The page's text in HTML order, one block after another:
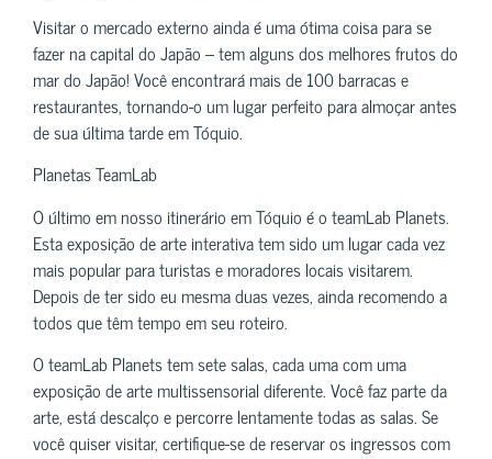
Visitar o mercado externo ainda é uma ótima coisa para se
fazer na capital do Japão – tem alguns dos melhores frutos do
mar do Japão! Você encontrará mais de 100 barracas e
restaurantes, tornando-o um lugar perfeito para almoçar antes
de sua última tarde em Tóquio.
Planetas TeamLab
O último em nosso itinerário em Tóquio é o teamLab Planets.
Esta exposição de arte interativa tem sido um lugar cada vez
mais popular para turistas e moradores locais visitarem.
Depois de ter sido eu mesma duas vezes, ainda recomendo a
todos que têm tempo em seu roteiro.
O teamLab Planets tem sete salas, cada uma com uma
exposição de arte multissensorial diferente. Você faz parte da
arte, está descalço e percorre lentamente todas as salas. Se
você quiser visitar, certifique-se de reservar os ingressos com